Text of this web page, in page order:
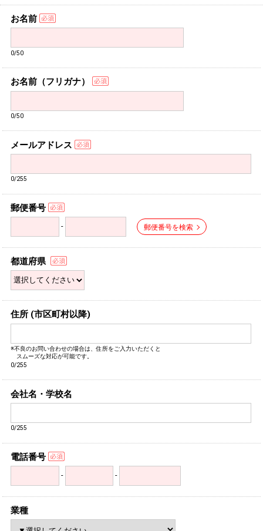
お名前
0/50
お名前（フリガナ）
0/50
メールアドレス
0/255
郵便番号
- 郵便番号を検索
都道府県
住所 (市区町村以降)
※不良のお問い合わせの場合は、住所をご入力いただくと
スムーズな対応が可能です。
0/255
会社名・学校名
0/255
電話番号
- -
業種